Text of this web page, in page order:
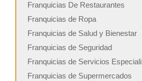
Franquicias De Restaurantes
Franquicias de Ropa
Franquicias de Salud y Bienestar
Franquicias de Seguridad
Franquicias de Servicios
Franquicias de Supermercados